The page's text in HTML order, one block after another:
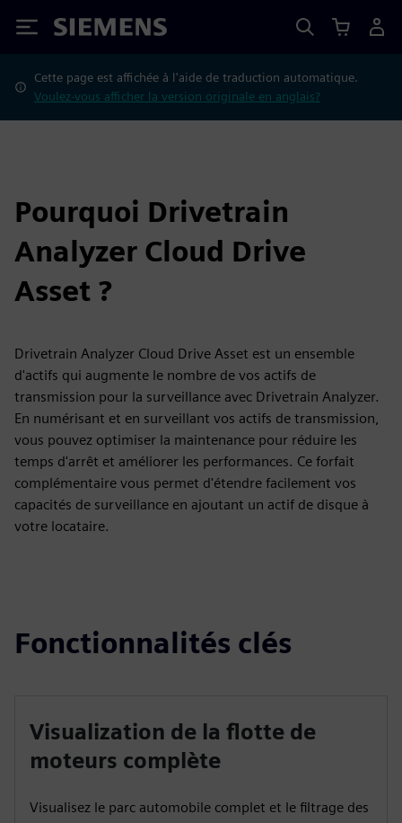
Siemens
Cette page est affichée à l'aide de traduction automatique.
Voulez-vous afficher la version originale en anglais?
Pourquoi Drivetrain
Analyzer Cloud Drive
Asset ?
Drivetrain Analyzer Cloud Drive Asset est un ensemble
d'actifs qui augmente le nombre de vos actifs de
transmission pour la surveillance avec Drivetrain Analyzer.
En numérisant et en surveillant vos actifs de transmission,
vous pouvez optimiser la maintenance pour réduire les
temps d'arrêt et améliorer les performances. Ce forfait
complémentaire vous permet d'étendre facilement vos
capacités de surveillance en ajoutant un actif de disque à
votre locataire.
Fonctionnalités clés
Visualization de la flotte de
moteurs complète
Visualisez le parc automobile complet et le filtrage des